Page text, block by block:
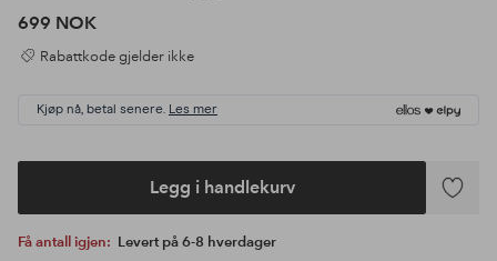
699 NOK
Rabattkode gjelder ikke
Kjøp nå, betal senere. Les mer
Legg i handlekurv
Legg
Få antall igjen: Levert på 6-8 hverdager